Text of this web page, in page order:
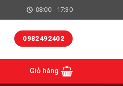
08:00 - 17:30
0982492402
Giỏ hàng